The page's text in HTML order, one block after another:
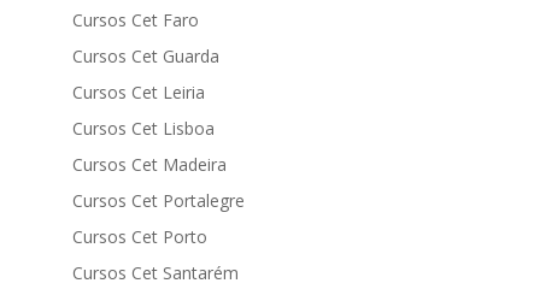
Cursos Cet Faro
Cursos Cet Guarda
Cursos Cet Leiria
Cursos Cet Lisboa
Cursos Cet Madeira
Cursos Cet Portalegre
Cursos Cet Porto
Cursos Cet Santarém